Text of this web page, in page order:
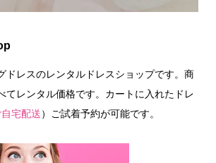
ドレスのレンタルドレスショップです。商
てレンタル価格です。カートに入れたドレ
自宅配送）ご試着予約が可能です。